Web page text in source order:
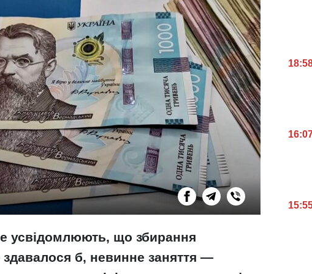
усвідомлюють, що збирання
здавалося б, невинне заняття —